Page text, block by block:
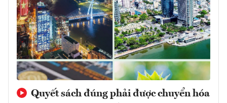
Quyết sách đúng phải được chuyển hóa